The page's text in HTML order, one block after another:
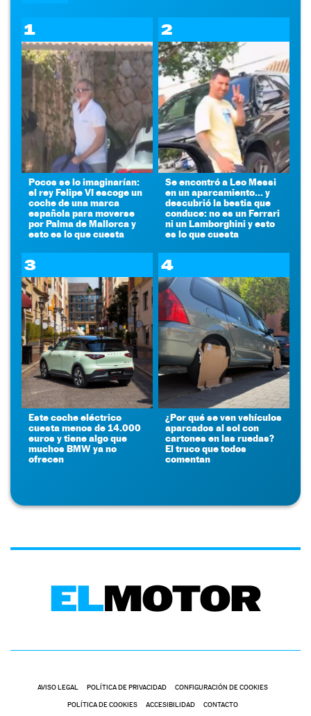
1
Pocos se lo imaginarían:
el rey Felipe VI escoge un
coche de una marca
española para moverse
por Palma de Mallorca y
esto es lo que cuesta
2
Se encontró a Leo Messi
en un aparcamiento... y
descubrió la bestia que
conduce: no es un Ferrari
ni un Lamborghini y esto
es lo que cuesta
3
Este coche eléctrico
cuesta menos de 14.000
euros y tiene algo que
muchos BMW ya no
ofrecen
4
¿Por qué se ven vehículos
aparcados al sol con
cartones en las ruedas?
El truco que todos
comentan
AVISO LEGAL POLÍTICA DE PRIVACIDAD CONFIGURACIÓN DE COOKIES
POLÍTICA DE COOKIES ACCESIBILIDAD CONTACTO